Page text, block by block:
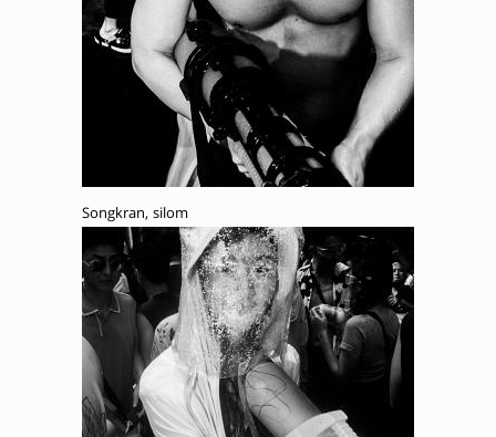
Songkran, silom